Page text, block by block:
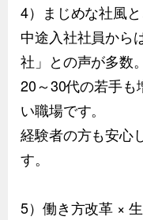
4）まじめな社風
中途入社社員から
社」との声が多数。
20～30代の若手も
い職場です。
経験者の方も安心
す。
5）働き方改革 ×